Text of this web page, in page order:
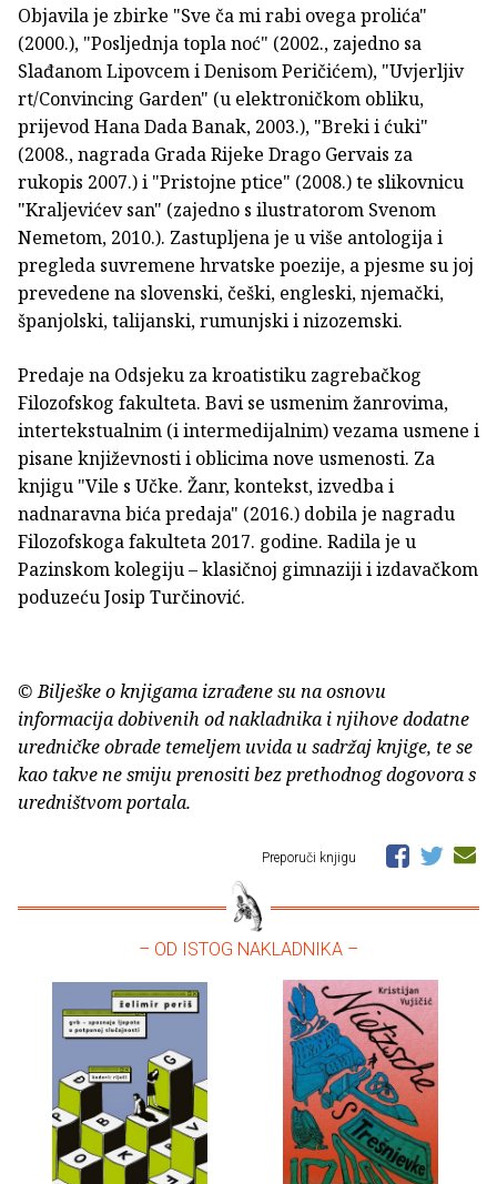
Objavila je zbirke "Sve ča mi rabi ovega prolića"
(2000.), "Posljednja topla noć" (2002., zajedno sa
Slađanom Lipovcem i Denisom Peričićem), "Uvjerljiv
rt/Convincing Garden" (u elektroničkom obliku,
prijevod Hana Dada Banak, 2003.), "Breki i ćuki"
(2008., nagrada Grada Rijeke Drago Gervais za
rukopis 2007.) i "Pristojne ptice" (2008.) te slikovnicu
"Kraljevićev san" (zajedno s ilustratorom Svenom
Nemetom, 2010.). Zastupljena je u više antologija i
pregleda suvremene hrvatske poezije, a pjesme su joj
prevedene na slovenski, češki, engleski, njemački,
španjolski, talijanski, rumunjski i nizozemski.
Predaje na Odsjeku za kroatistiku zagrebačkog
Filozofskog fakulteta. Bavi se usmenim žanrovima,
intertekstualnim (i intermedijalnim) vezama usmene i
pisane književnosti i oblicima nove usmenosti. Za
knjigu "Vile s Učke. Žanr, kontekst, izvedba i
nadnaravna bića predaja" (2016.) dobila je nagradu
Filozofskoga fakulteta 2017. godine. Radila je u
Pazinskom kolegiju – klasičnoj gimnaziji i izdavačkom
poduzeću Josip Turčinović.
© Bilješke o knjigama izrađene su na osnovu
informacija dobivenih od nakladnika i njihove dodatne
uredničke obrade temeljem uvida u sadržaj knjige, te se
kao takve ne smiju prenositi bez prethodnog dogovora s
uredništvom portala.
Preporuči knjigu
– OD ISTOG NAKLADNIKA –